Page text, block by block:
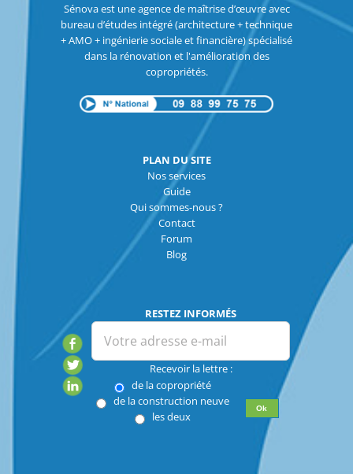
Sénova est une agence de maîtrise d’œuvre avec
bureau d’études intégré (architecture + technique
+ AMO + ingénierie sociale et financière) spécialisé
dans la rénovation et l'amélioration des
copropriétés.
PLAN DU SITE
Nos services
Guide
Qui sommes-nous ?
Contact
Forum
Blog
RESTEZ INFORMÉS
Recevoir la lettre :
de la copropriété
de la construction neuve
les deux